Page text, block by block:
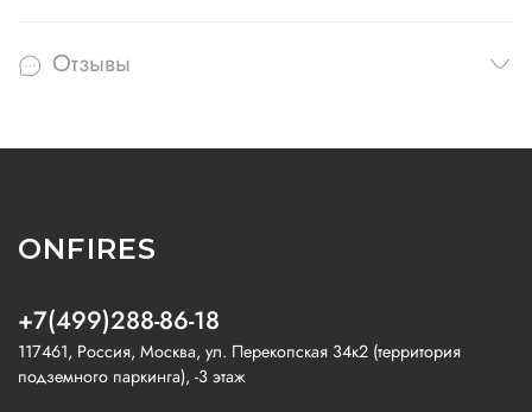
Отзывы
ONFIRES
+7(499)288-86-18
117461, Россия, Москва, ул. Перекопская 34к2 (территория
подземного паркинга), -3 этаж